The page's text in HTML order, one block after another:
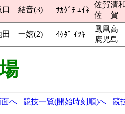
口 結音(3) ｻｶｸﾞﾁ ﾕｲﾈ
佐賀清
佐 賀
田 一嬉(2) ｲｹﾀﾞ ｲﾂｷ
鳳凰高
鹿児島
へ 競技一覧(開始時刻順)へ 競